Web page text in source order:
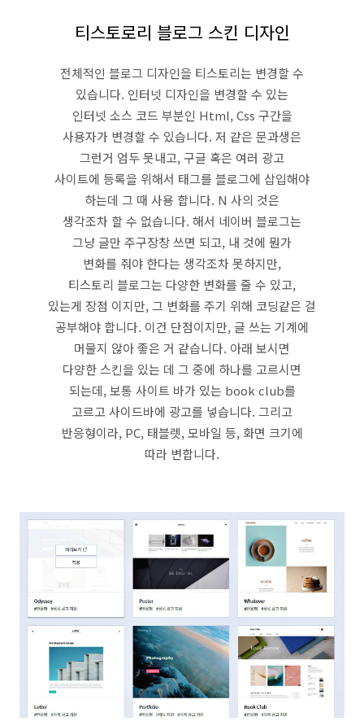
티스토로리 블로그 스킨 디자인
전체적인 블로그 디자인을 티스토리는 변경할 수
있습니다. 인터넷 디자인을 변경할 수 있는
인터넷 소스 코드 부분인 Html, Css 구간을
사용자가 변경할 수 있습니다. 저 같은 문과생은
그런거 엄두 못내고, 구글 혹은 여러 광고
사이트에 등록을 위해서 태그를 블로그에 삽입해야
하는데 그 때 사용 합니다. N 사의 것은
생각조차 할 수 없습니다. 해서 네이버 블로그는
그냥 글만 주구장창 쓰면 되고, 내 것에 뭔가
변화를 줘야 한다는 생각조차 못하지만,
티스토리 블로그는 다양한 변화를 줄 수 있고,
있는게 장점 이지만, 그 변화를 주기 위해 코딩같은 걸
공부해야 합니다. 이건 단점이지만, 글 쓰는 기계에
머물지 않아 좋은 거 같습니다. 아래 보시면
다양한 스킨을 있는 데 그 중에 하나를 고르시면
되는데, 보통 사이트 바가 있는 book club를
고르고 사이드바에 광고를 넣습니다. 그리고
반응형이라, PC, 태블렛, 모바일 등, 화면 크기에
따라 변합니다.